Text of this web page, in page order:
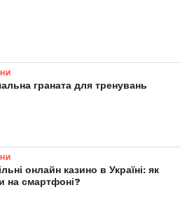
граната для тренувань
онлайн казино в Україні: як
на смартфоні?